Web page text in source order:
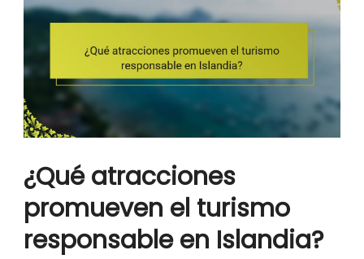
¿Qué atracciones
promueven el turismo
responsable en Islandia?